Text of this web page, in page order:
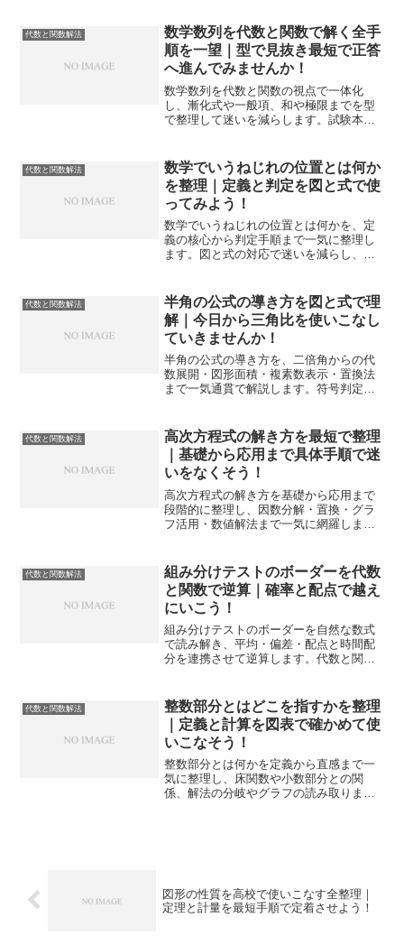
代数と関数解法
数学数列を代数と関数で解く全手
順を一望｜型で見抜き最短で正答
へ進んでみませんか！
数学数列を代数と関数の視点で一体化
し、漸化式や一般項、和や極限までを型
で整理して迷いを減らします。試験本番
代数と関数解法
数学でいうねじれの位置とは何か
を整理｜定義と判定を図と式で使
ってみよう！
数学でいうねじれの位置とは何かを、定
義の核心から判定手順まで一気に整理し
ます。図と式の対応で迷いを減らし、入
代数と関数解法
半角の公式の導き方を図と式で理
解｜今日から三角比を使いこなし
ていきませんか！
半角の公式の導き方を、二倍角からの代
数展開・図形面積・複素数表示・置換法
まで一気通貫で解説します。符号判定や
代数と関数解法
高次方程式の解き方を最短で整理
｜基礎から応用まで具体手順で迷
いをなくそう！
高次方程式の解き方を基礎から応用まで
段階的に整理し、因数分解・置換・グラ
フ活用・数値解法まで一気に網羅しま
試験や入試で実力を出し切れる構成で
す。
代数と関数解法
組み分けテストのボーダーを代数
と関数で逆算｜確率と配点で越え
にいこう！
組み分けテストのボーダーを自然な数式
で読み解き、平均・偏差・配点と時間配
分を連携させて逆算します。代数と関数
代数と関数解法
整数部分とはどこを指すかを整理
｜定義と計算を図表で確かめて使
いこなそう！
整数部分とは何かを定義から直感まで一
気に整理し、床関数や小数部分との関
係、解法の分岐やグラフの読み取りまで
図形の性質を高校で使いこなす全整理｜
定理と計量を最短手順で定着させよう！